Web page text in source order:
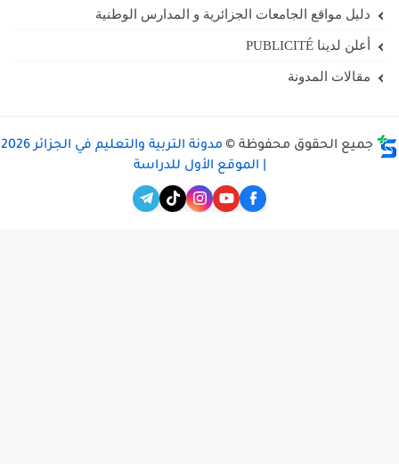
دليل مواقع الجامعات الجزائرية و المدارس الوطنية
أعلن لدينا PUBLICITÉ
مقالات المدونة
جميع الحقوق محفوظة ©
مدونة التربية والتعليم في الجزائر 2026
| الموقع الأول للدراسة